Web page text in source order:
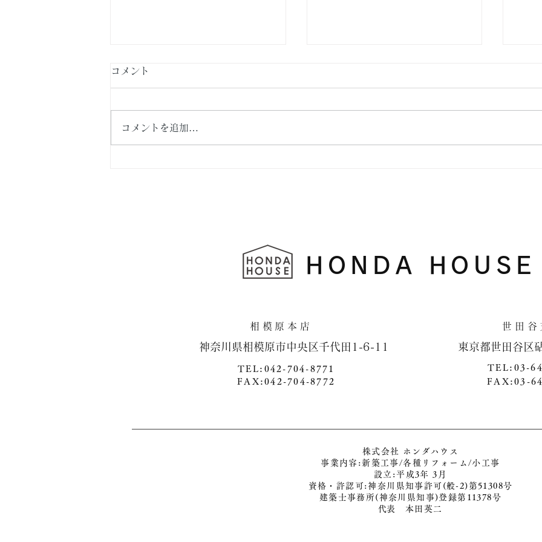
コメント
コメントを追加…
HONDA HOUSE
相模原本店 世田谷支
神奈川県相模原市中央区千代田1-6-11 ​ 東京都世田谷区
TEL:042-704-8771
FAX:042-704-8772
TEL:03-
FAX:03-
株式会社 ホンダハウス
事業内容:新築工事/各種リフォーム/小工事
​設立:平成3年 3月
​資格・許認可:神奈川県知事許可(般-2)第51308号
建築士事務所(神奈川県知事)登録第11378号
​代表 本田英二